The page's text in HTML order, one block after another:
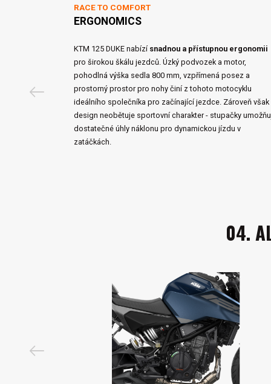
RACE TO COMFORT
ERGONOMICS
KTM 125 DUKE nabízí snadnou a přístupnou ergonomii
pro širokou škálu jezdců. Úzký podvozek a motor,
pohodlná výška sedla 800 mm, vzpřímená posez a
prostorný prostor pro nohy činí z tohoto motocyklu
ideálního společníka pro začínající jezdce. Zároveň však
design neobětuje sportovní charakter - stupačky
dostatečné úhly náklonu pro dynamickou jízdu v
zatáčkách.
04.